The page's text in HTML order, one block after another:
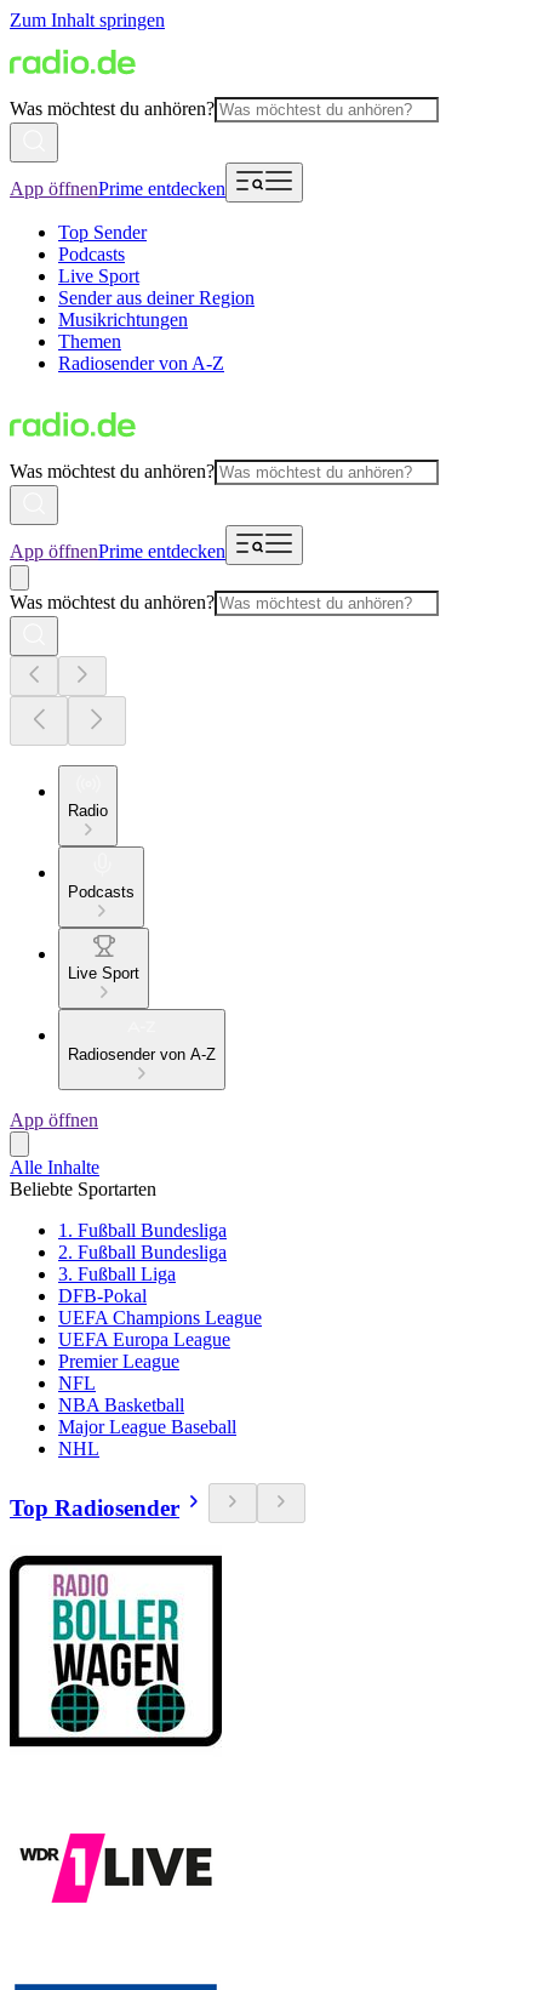
Zum Inhalt springen
Was möchtest du anhören?
App öffnenPrime entdecken
Top Sender
Podcasts
Live Sport
Sender aus deiner Region
Musikrichtungen
Themen
Radiosender von A-Z
Was möchtest du anhören?
App öffnenPrime entdecken
Was möchtest du anhören?
Radio
Podcasts
Live Sport
Radiosender von A-Z
App öffnen
Alle Inhalte
Beliebte Sportarten
1. Fußball Bundesliga
2. Fußball Bundesliga
3. Fußball Liga
DFB-Pokal
UEFA Champions League
UEFA Europa League
Premier League
NFL
NBA Basketball
Major League Baseball
NHL
Top Radiosender